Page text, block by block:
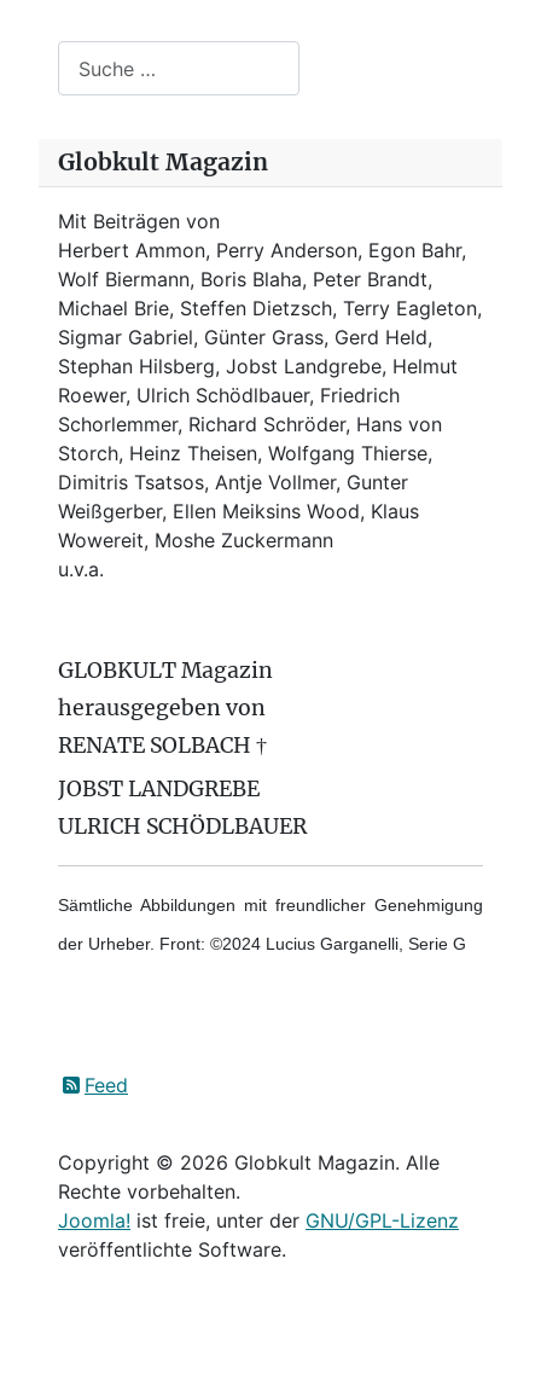
Globkult Magazin
Mit Beiträgen von
Herbert Ammon, Perry Anderson, Egon Bahr,
Wolf Biermann, Boris Blaha, Peter Brandt,
Michael Brie, Steffen Dietzsch, Terry Eagleton,
Sigmar Gabriel, Günter Grass, Gerd Held,
Stephan Hilsberg, Jobst Landgrebe, Helmut
Roewer, Ulrich Schödlbauer, Friedrich
Schorlemmer, Richard Schröder, Hans von
Storch, Heinz Theisen, Wolfgang Thierse,
Dimitris Tsatsos, Antje Vollmer, Gunter
Weißgerber, Ellen Meiksins Wood, Klaus
Wowereit, Moshe Zuckermann
u.v.a.
GLOBKULT Magazin
herausgegeben von
RENATE SOLBACH †
JOBST LANDGREBE
ULRICH SCHÖDLBAUER
Sämtliche Abbildungen mit freundlicher Genehmigung
der Urheber. Front: ©2024 Lucius Garganelli, Serie G
Feed
Copyright © 2026 Globkult Magazin. Alle
Rechte vorbehalten.
Joomla! ist freie, unter der GNU/GPL-Lizenz
veröffentlichte Software.